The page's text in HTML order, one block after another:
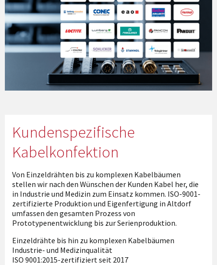
Kundenspezifische
Kabelkonfektion
Von Einzeldrähten bis zu komplexen Kabelbäumen
stellen wir nach den Wünschen der Kunden Kabel her, die
in Industrie und Medizin zum Einsatz kommen. ISO-9001-
zertifizierte Produktion und Eigenfertigung in Altdorf
umfassen den gesamten Prozess von
Prototypenentwicklung bis zur Serienproduktion.
Einzeldrähte bis hin zu komplexen Kabelbäumen
Industrie- und Medizinqualität
ISO 9001:2015-zertifiziert seit 2017